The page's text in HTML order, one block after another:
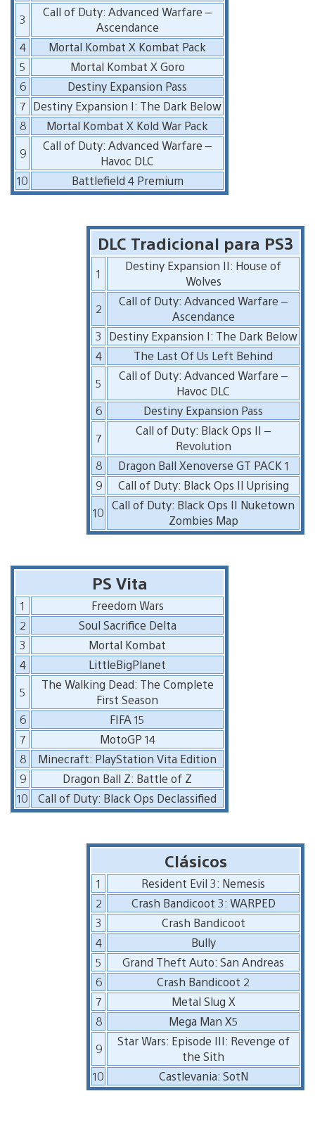
3
Call of Duty: Advanced Warfare –
Ascendance
4
Mortal Kombat X Kombat Pack
5
Mortal Kombat X Goro
6
Destiny Expansion Pass
7 Destiny Expansion I: The Dark Below
8
Mortal Kombat X Kold War Pack
9
Call of Duty: Advanced Warfare –
Havoc DLC
10
Battlefield 4 Premium
DLC Tradicional para PS3
1
Destiny Expansion II: House of
Wolves
2
Call of Duty: Advanced Warfare –
Ascendance
3
Destiny Expansion I: The Dark Below
4
The Last Of Us Left Behind
5
Call of Duty: Advanced Warfare –
Havoc DLC
6
Destiny Expansion Pass
7
Call of Duty: Black Ops II –
Revolution
8
Dragon Ball Xenoverse GT PACK 1
9
Call of Duty: Black Ops II Uprising
10
Call of Duty: Black Ops II Nuketown
Zombies Map
PS Vita
1
Freedom Wars
2
Soul Sacrifice Delta
3
Mortal Kombat
4
LittleBigPlanet
5
The Walking Dead: The Complete
First Season
6
FIFA 15
7
MotoGP 14
8
Minecraft: PlayStation Vita Edition
9
Dragon Ball Z: Battle of Z
10
Call of Duty: Black Ops Declassified
Clásicos
1
Resident Evil 3: Nemesis
2
Crash Bandicoot 3: WARPED
3
Crash Bandicoot
4
Bully
5
Grand Theft Auto: San Andreas
6
Crash Bandicoot 2
7
Metal Slug X
8
Mega Man X5
9
Star Wars: Episode III: Revenge of
the Sith
10
Castlevania: SotN